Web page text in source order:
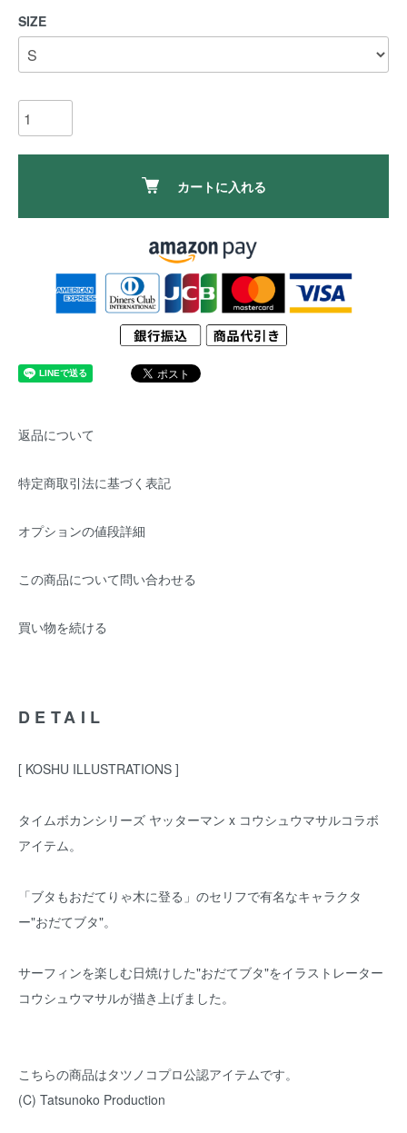
SIZE
カートに入れる
返品について
特定商取引法に基づく表記
オプションの値段詳細
この商品について問い合わせる
買い物を続ける
DETAIL
[ KOSHU ILLUSTRATIONS ]
タイムボカンシリーズ ヤッターマン x コウシュウマサルコラボ
アイテム。
「ブタもおだてりゃ木に登る」のセリフで有名なキャラクタ
ー"おだてブタ"。
サーフィンを楽しむ日焼けした"おだてブタ"をイラストレーター
コウシュウマサルが描き上げました。
こちらの商品はタツノコプロ公認アイテムです。
(C) Tatsunoko Production